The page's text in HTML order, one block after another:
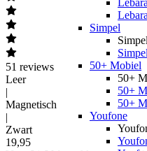
Simpel
Simpel
50+ Mobiel
50+
50+
50+
Youfone
51 reviews
Leer
|
Magnetisch
|
Zwart
19,95